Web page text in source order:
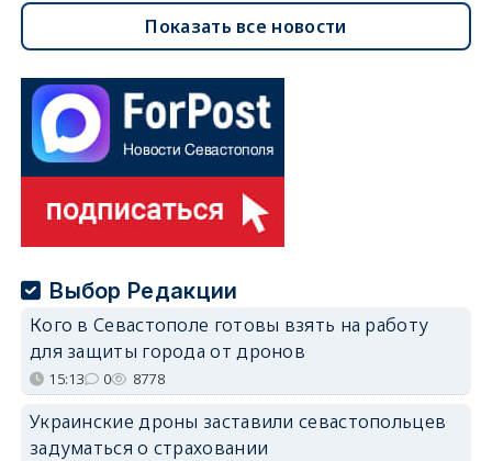
Показать все новости
Выбор Редакции
Кого в Севастополе готовы взять на работу
для защиты города от дронов
15:13 0 8778
Украинские дроны заставили севастопольцев
задуматься о страховании